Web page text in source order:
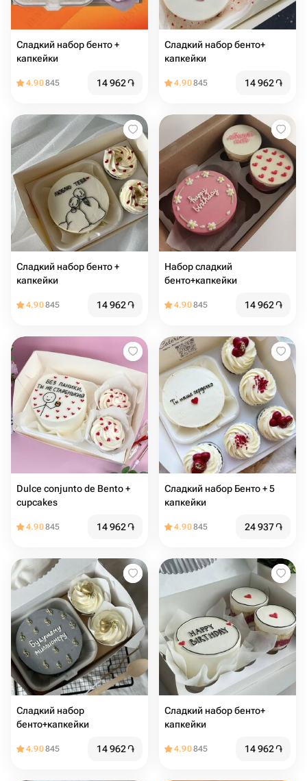
Сладкий набор бенто +
капкейки
4.90845 14 962֏
Сладкий набор бенто+
капкейки
4.90845 14 962֏
Сладкий набор бенто +
капкейки
4.90845 14 962֏
Набор сладкий
бенто+капкейки
4.90845 14 962֏
Dulce conjunto de Bento +
cupcakes
4.90845 14 962֏
Сладкий набор Бенто + 5
капкейки
4.90845 24 937֏
Сладкий набор
бенто+капкейки
4.90845 14 962֏
Сладкий набор бенто+
капкейки
4.90845 14 962֏